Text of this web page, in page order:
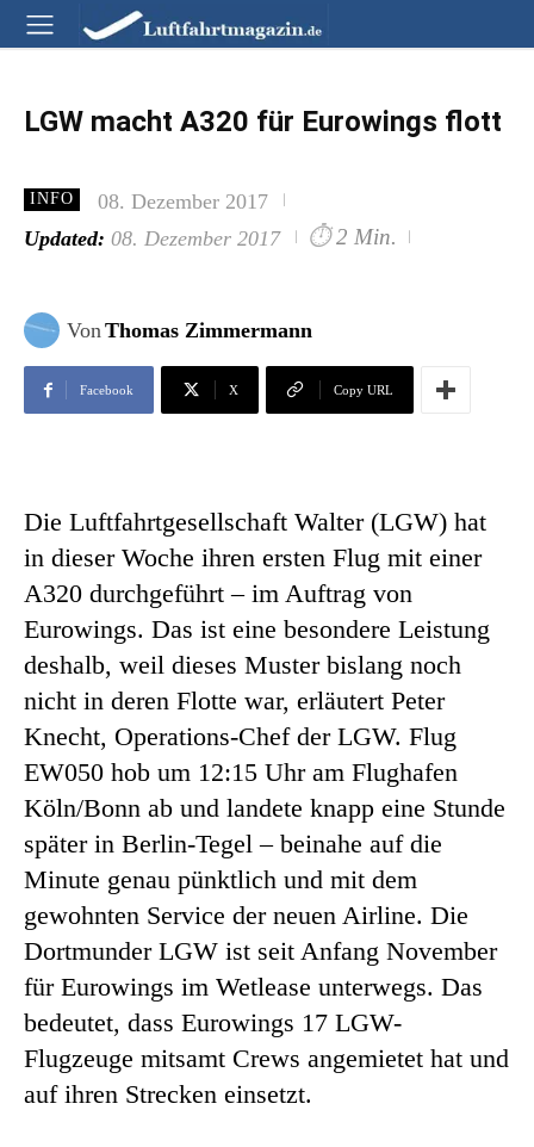
LGW macht A320 für Eurowings flott
INFO
08. Dezember 2017
Updated: 08. Dezember 2017 ⏱ 2 Min.
VonThomas Zimmermann
Facebook X Copy URL
Die Luftfahrtgesellschaft Walter (LGW) hat
in dieser Woche ihren ersten Flug mit einer
A320 durchgeführt – im Auftrag von
Eurowings. Das ist eine besondere Leistung
deshalb, weil dieses Muster bislang noch
nicht in deren Flotte war, erläutert Peter
Knecht, Operations-Chef der LGW. Flug
EW050 hob um 12:15 Uhr am Flughafen
Köln/Bonn ab und landete knapp eine Stunde
später in Berlin-Tegel – beinahe auf die
Minute genau pünktlich und mit dem
gewohnten Service der neuen Airline. Die
Dortmunder LGW ist seit Anfang November
für Eurowings im Wetlease unterwegs. Das
bedeutet, dass Eurowings 17 LGW-
Flugzeuge mitsamt Crews angemietet hat und
auf ihren Strecken einsetzt.